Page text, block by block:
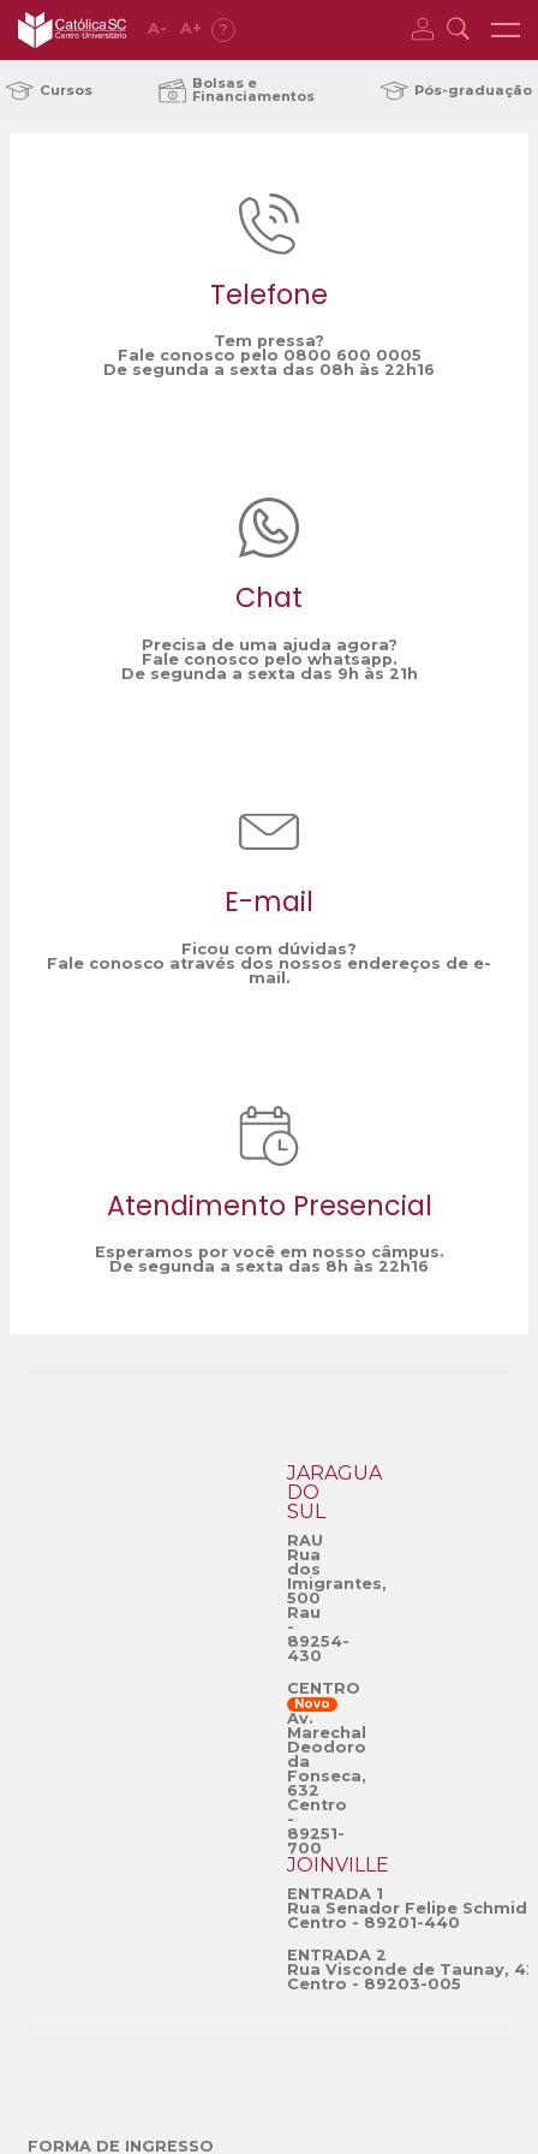
A- A+ ?
Cursos Bolsas e
Financiamentos Pós-graduação
Telefone
Tem pressa?
Fale conosco pelo 0800 600 0005
De segunda a sexta das 08h às 22h16
Chat
Precisa de uma ajuda agora?
Fale conosco pelo whatsapp.
De segunda a sexta das 9h às 21h
E-mail
Ficou com dúvidas?
Fale conosco através dos nossos endereços de e-
mail.
Atendimento Presencial
Esperamos por você em nosso câmpus.
De segunda a sexta das 8h às 22h16
JARAGUÁ
DO
SUL
RAU
Rua
dos
Imigrantes,
500
Rau
-
89254-
430
CENTRO
Novo
Av.
Marechal
Deodoro
da
Fonseca,
632
Centro
-
89251-
700
JOINVILLE
ENTRADA 1
Rua Senador Felipe
Centro - 89201-440
ENTRADA 2
Rua Visconde de Taunay,
Centro - 89203-005
FORMA DE INGRESSO